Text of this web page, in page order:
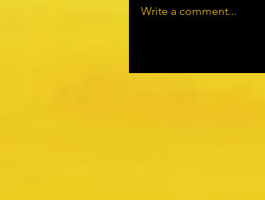
Write a comment...